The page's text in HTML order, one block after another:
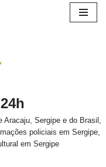
Aracaju, Sergipe e do Brasil,
policiais em Sergipe,
em Sergipe